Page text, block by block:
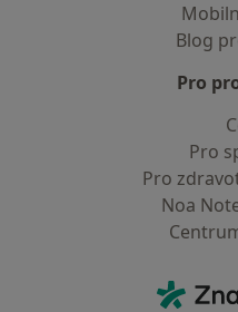
Blog
Pro
Pro
Pro
Noa